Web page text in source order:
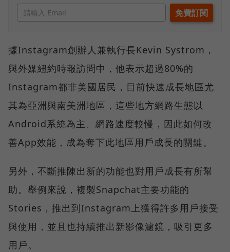
據Instagram創辦人兼執行長Kevin Systrom，
與外媒紐約時報訪問中，他表示超過80%的
Instagram都非美國居民，目前快速成長地區尤
其為亞洲與南美洲地區，這些地方網路生態以
Android系統為主、網路速度較慢，因此如何改
善App效能，成為奪下此地區用戶成長的關鍵。
另外，不斷推陳出新的功能也對用戶成長有所幫
助。舉例來說，複製Snapchat主要功能的
Stories，推出到Instagram上獲得許多用戶接受
與使用，並且也持續推出新影像濾鏡，吸引更多
用戶。